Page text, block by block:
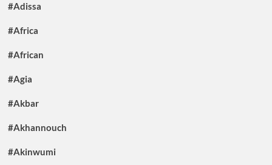
#Adissa
#Africa
#African
#Agia
#Akbar
#Akhannouch
#Akinwumi